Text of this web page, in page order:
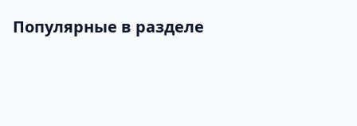
Популярные в разделе